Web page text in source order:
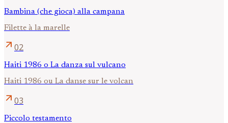
Bambina (che gioca) alla campana
Filette à la marelle
arrow_outward 02
Haiti 1986 o La danza sul vulcano
Haiti 1986 ou La danse sur le volcan
arrow_outward 03
Piccolo testamento